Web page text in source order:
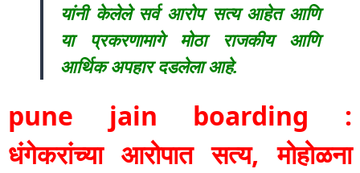
यांनी केलेले सर्व आरोप सत्य आहेत आणि
या प्रकरणामागे मोठा राजकीय आणि
आर्थिक अपहार दडलेला आहे.
pune jain boarding :
धंगेकरांच्या आरोपात सत्य, मोहोळना